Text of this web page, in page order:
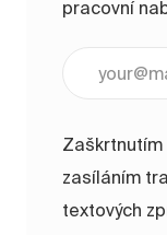
pracovní
zasíláním
textových